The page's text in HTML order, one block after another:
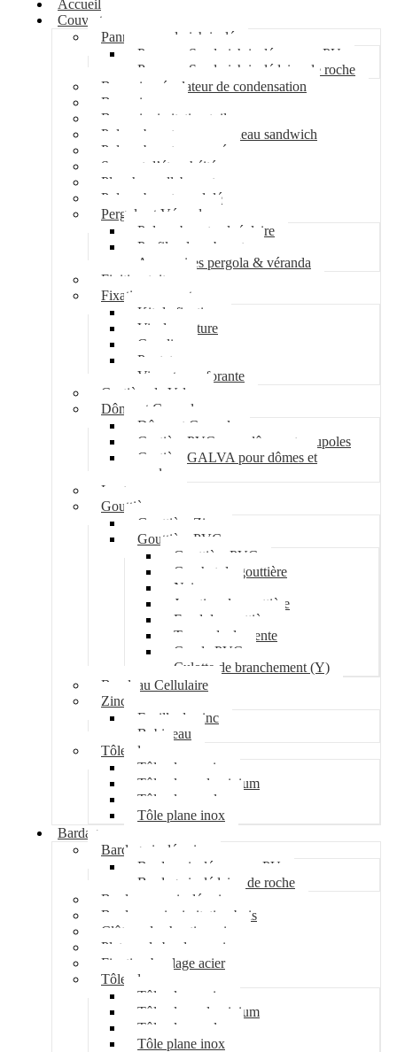
Accueil
Couverture
Panneau sandwich isolé
Panneau Sandwich isolé mousse PU
Panneau Sandwich isolé laine de roche
Bac acier régulateur de condensation
Bac acier sec
Bac acier imitation tuile
Polycarbonate pour panneau sandwich
Polycarbonate nervuré
Support d’étanchéité
Plancher collaborant
Polycarbonate ondulé
Pergola et Véranda
Polycarbonate alvéolaire
Profil polycarbonate
Accessoires pergola & véranda
Finition toiture
Fixation couverture
Kit de fixation
Vis de couture
Cavalier
Pontet
Vis auto-perforante
Costière de Velux
Dôme et Coupole
Dôme et Coupole
Costière PVC pour dômes et coupoles
Costière GALVA pour dômes et
coupoles
Lanterneau
Gouttière
Gouttière Zinc
Gouttière PVC
Gouttière PVC
Crochet de gouttière
Naissance
Jonction de gouttière
Fond de gouttière
Tuyau de descente
Coude PVC
Culotte de branchement (Y)
Bandeau Cellulaire
Zinc
Feuille de zinc
Bobineau
Tôle plane
Tôle plane acier
Tôle plane aluminium
Tôle plane galva
Tôle plane inox
Bardage
Bardage isolé acier
Bardage isolé mousse PU
Bardage isolé laine de roche
Bardage non isolé acier
Bardage acier imitation bois
Clôture de chantier acier
Plateau de bardage acier
Fixation bardage acier
Tôle plane
Tôle plane acier
Tôle plane aluminium
Tôle plane galva
Tôle plane inox